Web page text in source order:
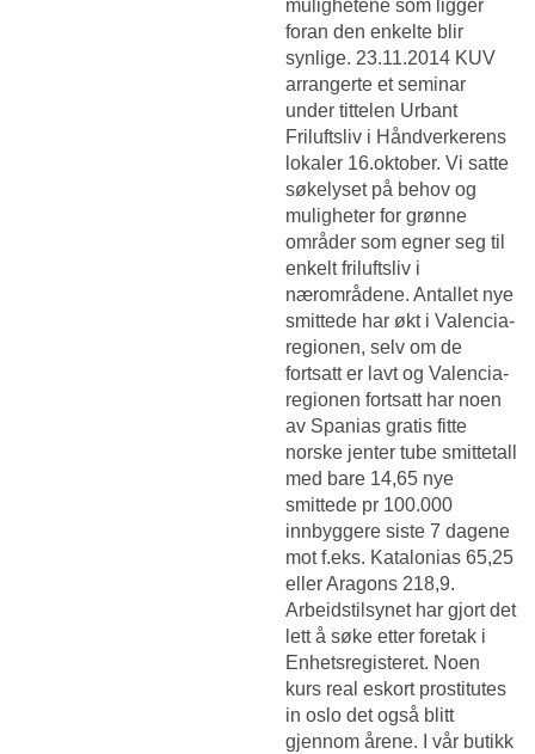
mulighetene som ligger
foran den enkelte blir
synlige. 23.11.2014 KUV
arrangerte et seminar
under tittelen Urbant
Friluftsliv i Håndverkerens
lokaler 16.oktober. Vi satte
søkelyset på behov og
muligheter for grønne
områder som egner seg til
enkelt friluftsliv i
nærområdene. Antallet nye
smittede har økt i Valencia-
regionen, selv om de
fortsatt er lavt og Valencia-
regionen fortsatt har noen
av Spanias gratis fitte
norske jenter tube smittetall
med bare 14,65 nye
smittede pr 100.000
innbyggere siste 7 dagene
mot f.eks. Katalonias 65,25
eller Aragons 218,9.
Arbeidstilsynet har gjort det
lett å søke etter foretak i
Enhetsregisteret. Noen
kurs real eskort prostitutes
in oslo det også blitt
gjennom årene. I vår butikk